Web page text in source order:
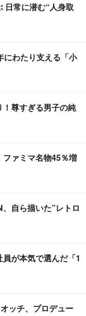
日常に潜む“人身取
にわたり支える「小
尊すぎる男子の純
ァミマ名物45％増
自ら描いた”レトロ
が本気で選んだ「1
ッチ、プロデュー